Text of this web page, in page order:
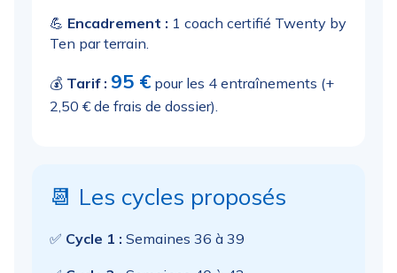
💪 Encadrement : 1 coach certifié Twenty by
Ten par terrain.
💰 Tarif : 95 € pour les 4 entraînements (+
2,50 € de frais de dossier).
📆 Les cycles proposés
✅ Cycle 1 : Semaines 36 à 39